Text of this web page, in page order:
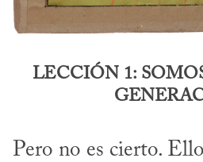
LECCIÓN 1:
Pero no es cierto.